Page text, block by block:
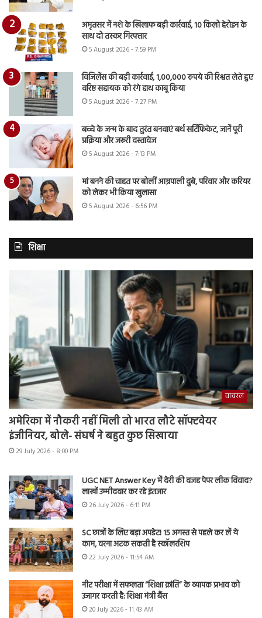
अमृतसर में नशे के खिलाफ बड़ी कार्रवाई, 10 किलो हेरोइन के
साथ दो तस्कर गिरफ्तार
5 August 2026 - 7:59 PM
विजिलेंस की बड़ी कार्रवाई, 1,00,000 रुपये की रिश्वत लेते हुए
वरिष्ठ सहायक को रंगे हाथ काबू किया
5 August 2026 - 7:27 PM
बच्चे के जन्म के बाद तुरंत बनवाएं बर्थ सर्टिफिकेट, जानें पूरी
प्रक्रिया और जरूरी दस्तावेज
5 August 2026 - 7:13 PM
मां बनने की चाहत पर बोलीं आम्रपाली दुबे, परिवार और करियर
को लेकर भी किया खुलासा
5 August 2026 - 6:56 PM
शिक्षा
वायरल
अमेरिका में नौकरी नहीं मिली तो भारत लौटे सॉफ्टवेयर
इंजीनियर, बोले- संघर्ष ने बहुत कुछ सिखाया
29 July 2026 - 8:00 PM
UGC NET Answer Key में देरी की वजह पेपर लीक विवाद?
लाखों उम्मीदवार कर रहे इंतजार
26 July 2026 - 6:11 PM
SC छात्रों के लिए बड़ा अपडेट! 15 अगस्त से पहले कर लें ये
काम, वरना अटक सकती है स्कॉलरशिप
22 July 2026 - 11:54 AM
नीट परीक्षा में सफलता “शिक्षा क्रांति” के व्यापक प्रभाव को
उजागर करती है: शिक्षा मंत्री बैंस
20 July 2026 - 11:43 AM